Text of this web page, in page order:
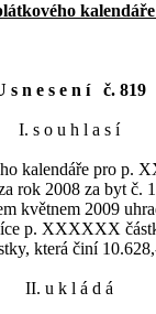
s n e s e n í č. 819
I. s o u h l a s í
kalendáře pro p.
rok 2008 za byt č.
květnem 2009
p. XXXXXX
která činí
II. u k l á d á